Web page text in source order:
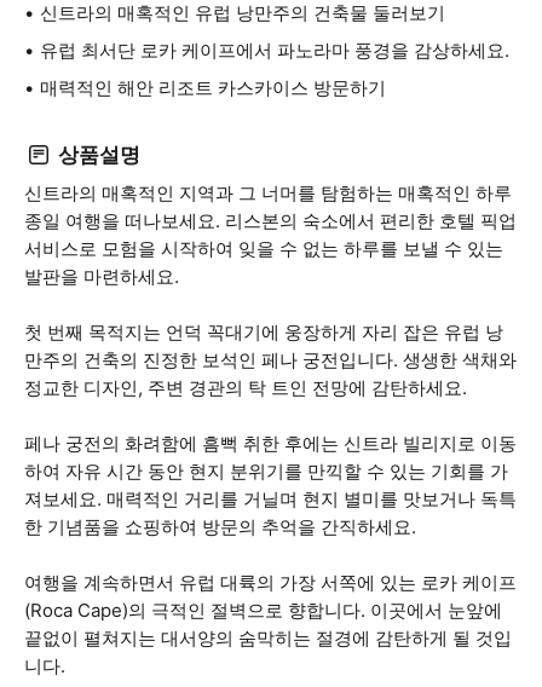
신트라의 매혹적인 유럽 낭만주의 건축물 둘러보기
유럽 최서단 로카 케이프에서 파노라마 풍경을 감상하세요.
매력적인 해안 리조트 카스카이스 방문하기
상품설명
신트라의 매혹적인 지역과 그 너머를 탐험하는 매혹적인 하루
종일 여행을 떠나보세요. 리스본의 숙소에서 편리한 호텔 픽업
서비스로 모험을 시작하여 잊을 수 없는 하루를 보낼 수 있는
발판을 마련하세요.
첫 번째 목적지는 언덕 꼭대기에 웅장하게 자리 잡은 유럽 낭
만주의 건축의 진정한 보석인 페나 궁전입니다. 생생한 색채와
정교한 디자인, 주변 경관의 탁 트인 전망에 감탄하세요.
페나 궁전의 화려함에 흠뻑 취한 후에는 신트라 빌리지로 이동
하여 자유 시간 동안 현지 분위기를 만끽할 수 있는 기회를 가
져보세요. 매력적인 거리를 거닐며 현지 별미를 맛보거나 독특
한 기념품을 쇼핑하여 방문의 추억을 간직하세요.
여행을 계속하면서 유럽 대륙의 가장 서쪽에 있는 로카 케이프
(Roca Cape)의 극적인 절벽으로 향합니다. 이곳에서 눈앞에
끝없이 펼쳐지는 대서양의 숨막히는 절경에 감탄하게 될 것입
니다.